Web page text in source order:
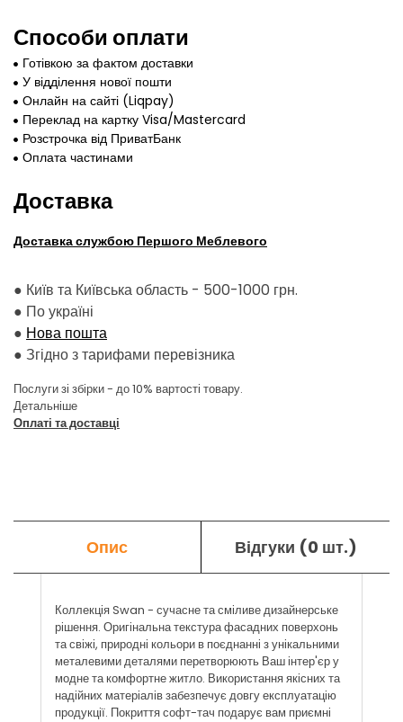
Способи оплати
Готівкою за фактом доставки
У відділення нової пошти
Онлайн на сайті (Liqpay)
Переклад на картку Visa/Mastercard
Розстрочка від ПриватБанк
Оплата частинами
Доставка
Доставка службою Першого Меблевого
● Київ та Київська область - 500-1000 грн.
● По україні
● Нова пошта
● Згідно з тарифами перевізника
Послуги зі збірки - до 10% вартості товару.
Детальніше
Оплаті та доставці
Опис Відгуки (0 шт.)
Коллекція Swan - сучасне та сміливе дизайнерське
рішення. Оригінальна текстура фасадних поверхонь
та свіжі, природні кольори в поєднанні з унікальними
металевими деталями перетворюють Ваш інтер'єр у
модне та комфортне житло. Використання якісних та
надійних матеріалів забезпечує довгу експлуатацію
продукції. Покриття софт-тач подарує вам приємні